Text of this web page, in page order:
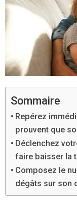
Sommaire
Repérez
prouvent que
Déclenchez
faire baisser la
Composez le
dégâts sur son